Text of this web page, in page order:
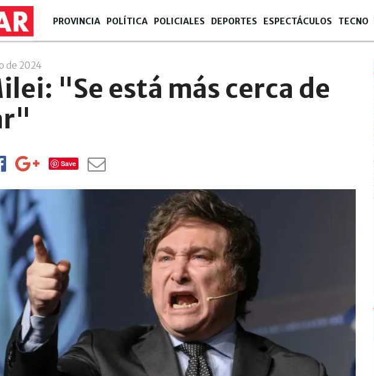
PROVINCIA POLÍTICA POLICIALES DEPORTES ESPECTÁCULOS TECNO
de 2024
"Se está más cerca de
Save